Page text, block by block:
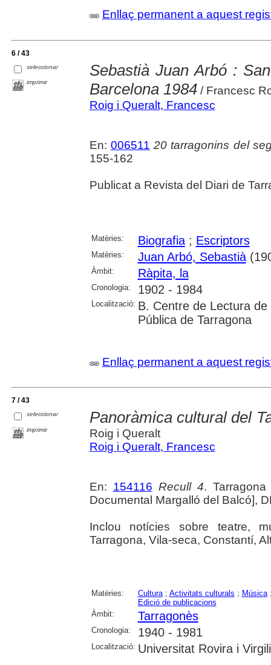
Enllaç permanent a aquest
6 / 43
seleccionar
imprimir
Sebastià Juan Arbó :
Barcelona 1984/ Francesc
Roig i Queralt, Francesc
En: 006511 20 tarragonins del
155-162
Publicat a Revista del Diari de
Matèries: Biografia; Escriptors
Matèries: Juan Arbó, Sebastià
Àmbit: Ràpita, la
Cronologia: 1902 - 1984
Localització: B. Centre de Lectura
Pública de Tarragona
Enllaç permanent a aquest
7 / 43
seleccionar
imprimir
Panoràmica cultural del
Roig i Queralt
Roig i Queralt, Francesc
En: 154116 Recull 4.
Documental Margalló del Balcó],
Inclou notícies sobre teatre,
Tarragona, Vila-seca, Constantí,
Matèries: Cultura; Activitats culturals ; Música
Edició de publicacions
Àmbit:
Tarragonès
Cronologia: 1940 - 1981
Localització: Universitat Rovira i